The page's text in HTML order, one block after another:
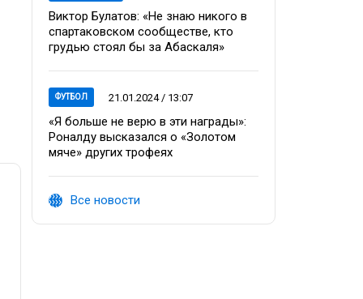
Виктор Булатов: «Не знаю никого в
спартаковском сообществе, кто
грудью стоял бы за Абаскаля»
ФУТБОЛ 21.01.2024 / 13:07
«Я больше не верю в эти награды»:
Роналду высказался о «Золотом
мяче» других трофеях
Все новости